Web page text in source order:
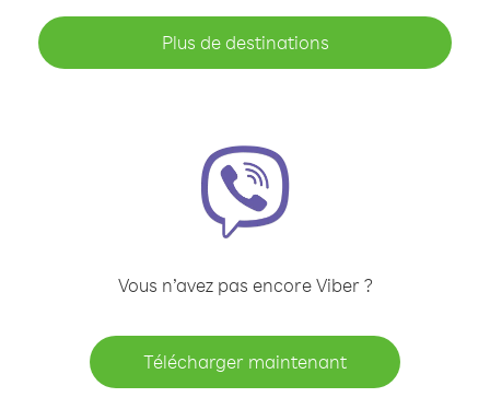
Plus de destinations
Vous n’avez pas encore Viber ?
Télécharger maintenant